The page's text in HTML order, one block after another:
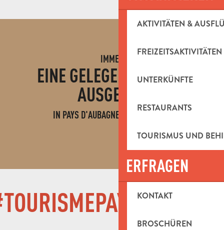
AKTIVITÄTEN &
FREIZEITSAKTIVITÄTEN
UNTERKÜNFTE
RESTAURANTS
TOURISMUS UND
ERFRAGEN
KONTAKT
BROSCHÜREN
IMMER
EINE GELEGENHEIT ZUM
AUSGEHEN
IN PAYS D'AUBAGNE ET DE L'ÉTOILE
MESSEN UND AUSSTELLUNGEN
MEHR ERFAHREN